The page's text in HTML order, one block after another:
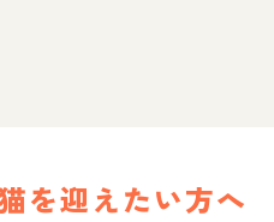
を迎えたい方へ